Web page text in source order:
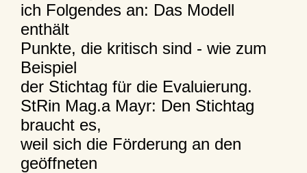
ich Folgendes an: Das Modell
enthält
Punkte, die kritisch sind - wie zum
Beispiel
der Stichtag für die Evaluierung.
StRin Mag.a Mayr: Den Stichtag
braucht es,
weil sich die Förderung an den
geöffneten